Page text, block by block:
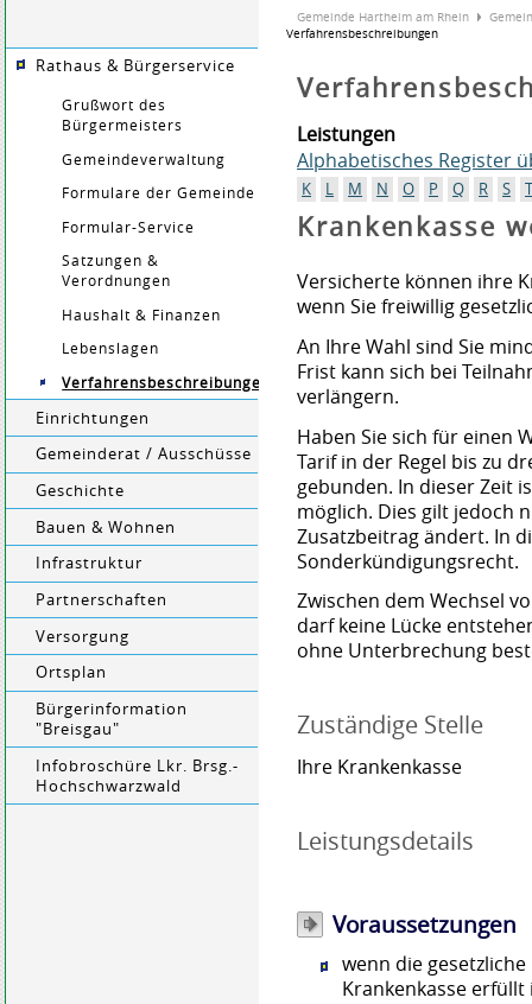
Rathaus & Bürgerservice
Grußwort des
Bürgermeisters
Gemeindeverwaltung
Formulare der Gemeinde
Formular-Service
Satzungen &
Verordnungen
Haushalt & Finanzen
Lebenslagen
Verfahrensbeschreibungen
Einrichtungen
Gemeinderat / Ausschüsse
Geschichte
Bauen & Wohnen
Infrastruktur
Partnerschaften
Versorgung
Ortsplan
Bürgerinformation
"Breisgau"
Infobroschüre Lkr. Brsg.-
Hochschwarzwald
Gemeinde Hartheim am Rhein
Verfahrensbeschreibungen
Leistungen
Alphabetisches Register
K L M N O P Q R S
Krankenkasse
Versicherte können ihre
wenn Sie freiwillig
An Ihre Wahl sind Sie
Frist kann sich bei
verlängern.
Haben Sie sich für einen
Tarif in der Regel bis zu
gebunden. In dieser Zeit
möglich. Dies gilt jedoch
Zusatzbeitrag ändert. In
Sonderkündigungsrecht.
Zwischen dem Wechsel
darf keine Lücke
ohne Unterbrechung
Zuständige Stelle
Ihre Krankenkasse
Leistungsdetails
Voraussetzungen
wenn die
Krankenkasse erfüllt